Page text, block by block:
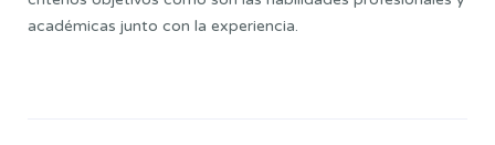
académicas junto con la experiencia.